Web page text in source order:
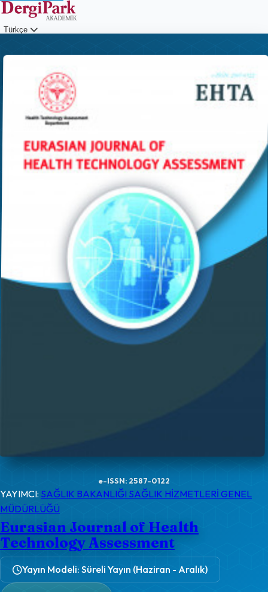
Türkçe
e-ISSN: 2587-0122
YAYIMCI: SAĞLIK BAKANLIĞI SAĞLIK HİZMETLERİ GENEL
MÜDÜRLÜĞÜ
Eurasian Journal of Health
Technology Assessment
Yayın Modeli: Süreli Yayın (Haziran - Aralık)